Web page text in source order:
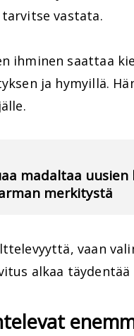
vastata.
ihminen saattaa
ja hymyillä.
madaltaa
merkitystä
vaan
alkaa